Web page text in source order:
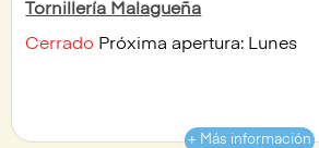
Tornillería Malagueña
Cerrado Próxima apertura: Lunes
+ Más información